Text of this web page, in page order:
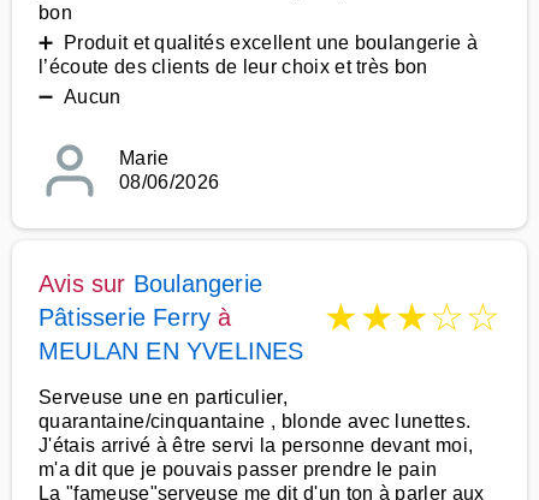
bon
➕ Produit et qualités excellent une boulangerie à
l’écoute des clients de leur choix et très bon
➖ Aucun
Marie
08/06/2026
Avis sur Boulangerie
Pâtisserie Ferry à
MEULAN EN YVELINES
★★★☆☆
Serveuse une en particulier,
quarantaine/cinquantaine , blonde avec lunettes.
J'étais arrivé à être servi la personne devant moi,
m'a dit que je pouvais passer prendre le pain
La "fameuse"serveuse me dit d'un ton à parler aux